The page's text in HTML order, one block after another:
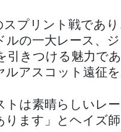
スプリント戦であ
ルの一大レース、
引きつける魅力で
ルアスコット遠征
トは素晴らしいレ
ります」とヘイズ師